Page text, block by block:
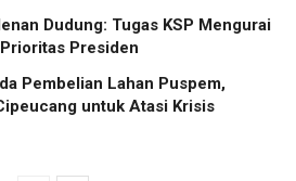
Dudung: Tugas KSP Mengurai
Presiden
Pembelian Lahan Puspem,
untuk Atasi Krisis